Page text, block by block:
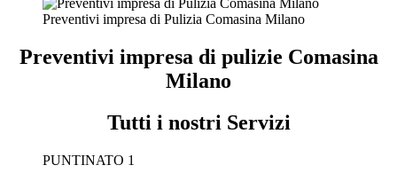
Preventivi impresa di Pulizia Comasina Milano
Preventivi impresa di pulizie Comasina
Milano
Tutti i nostri Servizi
PUNTINATO 1